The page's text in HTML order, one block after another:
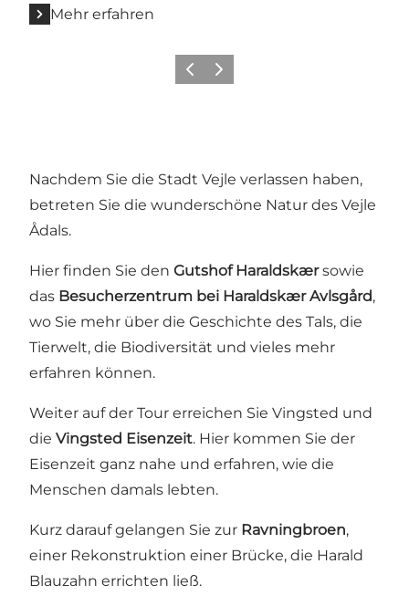
Mehr erfahren
ZurückWeiter
Nachdem Sie die Stadt Vejle verlassen haben,
betreten Sie die wunderschöne Natur des Vejle
Ådals.
Hier finden Sie den Gutshof Haraldskærsowie
das Besucherzentrum bei Haraldskær Avlsgård,
wo Sie mehr über die Geschichte des Tals, die
Tierwelt, die Biodiversität und vieles mehr
erfahren können.
Weiter auf der Tour erreichen Sie Vingsted und
die Vingsted Eisenzeit. Hier kommen Sie der
Eisenzeit ganz nahe und erfahren, wie die
Menschen damals lebten.
Kurz darauf gelangen Sie zur Ravningbroen,
einer Rekonstruktion einer Brücke, die Harald
Blauzahn errichten ließ.